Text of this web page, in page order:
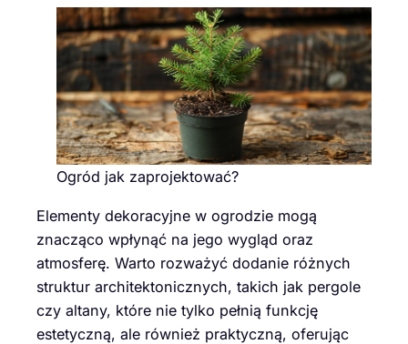
Ogród jak zaprojektować?
Elementy dekoracyjne w ogrodzie mogą
znacząco wpłynąć na jego wygląd oraz
atmosferę. Warto rozważyć dodanie różnych
struktur architektonicznych, takich jak pergole
czy altany, które nie tylko pełnią funkcję
estetyczną, ale również praktyczną, oferując